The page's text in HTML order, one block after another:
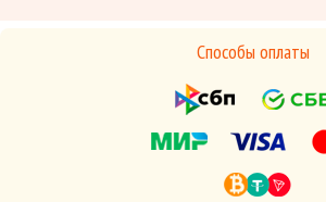
Способы оплаты